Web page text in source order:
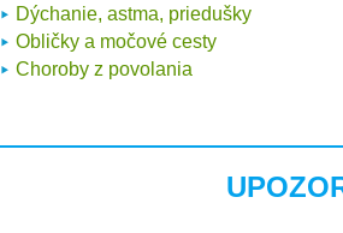
Dýchanie, astma, priedušky
Obličky a močové cesty
Choroby z povolania